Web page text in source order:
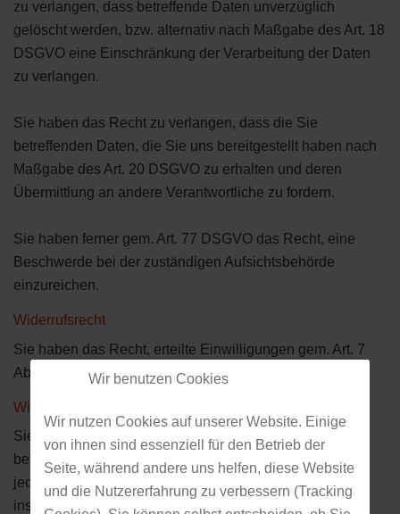
zu verlangen, dass betreffende Daten unverzüglich
gelöscht werden, bzw. alternativ nach Maßgabe des Art. 18
DSGVO eine Einschränkung der Verarbeitung der Daten
zu verlangen.
Sie haben das Recht zu verlangen, dass die Sie
betreffenden Daten, die Sie uns bereitgestellt haben nach
Maßgabe des Art. 20 DSGVO zu erhalten und deren
Übermittlung an andere Verantwortliche zu fordern.
Sie haben ferner gem. Art. 77 DSGVO das Recht, eine
Beschwerde bei der zuständigen Aufsichtsbehörde
einzureichen.
Widerrufsrecht
Sie haben das Recht, erteilte Einwilligungen gem. Art. 7
Abs. 3 DSGVO mit Wirkung für die Zukunft zu widerrufen
Widerspruchsrecht
Sie können der künftigen Verarbeitung der Sie
betreffenden Daten nach Maßgabe des Art. 21 DSGVO
jederzeit widersprechen. Der Widerspruch kann
insbesondere gegen die Verarbeitung für Zwecke der
Wir benutzen Cookies
Wir nutzen Cookies auf unserer Website. Einige
von ihnen sind essenziell für den Betrieb der
Seite, während andere uns helfen, diese Website
und die Nutzererfahrung zu verbessern (Tracking